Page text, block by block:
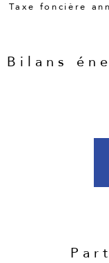
Taxe foncière
Bilans